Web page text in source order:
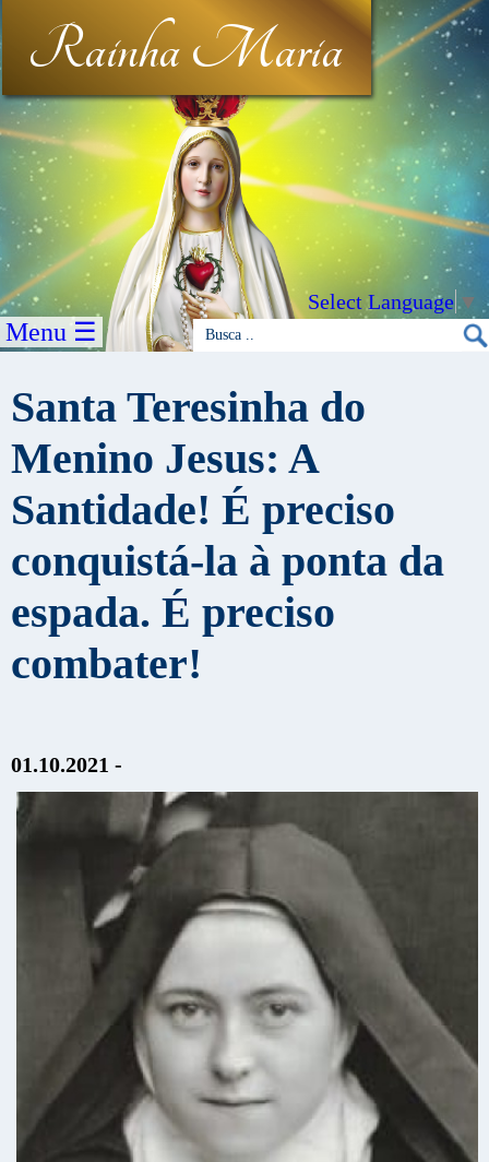
Rainha Maria
Select Language ▼
Menu ☰
Santa Teresinha do
Menino Jesus: A
Santidade! É preciso
conquistá-la à ponta da
espada. É preciso
combater!
01.10.2021 -